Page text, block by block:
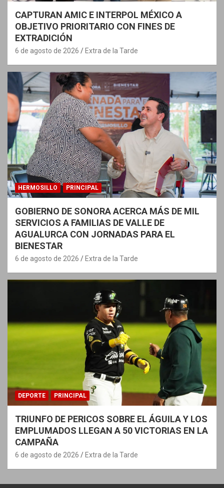
CAPTURAN AMIC E INTERPOL MÉXICO A
OBJETIVO PRIORITARIO CON FINES DE
EXTRADICIÓN
6 de agosto de 2026 Extra de la Tarde
HERMOSILLO PRINCIPAL
GOBIERNO DE SONORA ACERCA MÁS DE MIL
SERVICIOS A FAMILIAS DE VALLE DE
AGUALURCA CON JORNADAS PARA EL
BIENESTAR
6 de agosto de 2026 Extra de la Tarde
DEPORTE PRINCIPAL
TRIUNFO DE PERICOS SOBRE EL ÁGUILA Y LOS
EMPLUMADOS LLEGAN A 50 VICTORIAS EN LA
CAMPAÑA
6 de agosto de 2026 Extra de la Tarde